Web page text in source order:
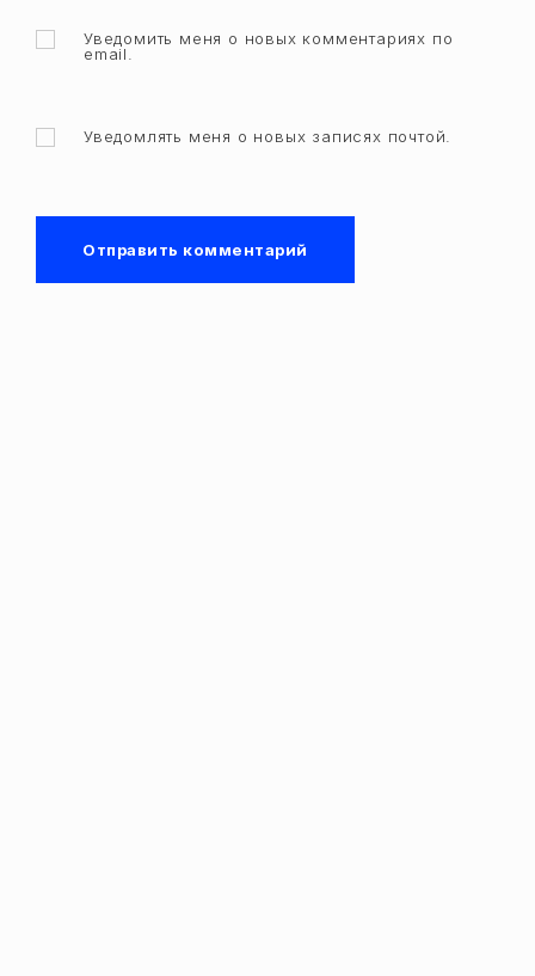
Уведомить меня о новых комментариях по
email.
Уведомлять меня о новых записях почтой.